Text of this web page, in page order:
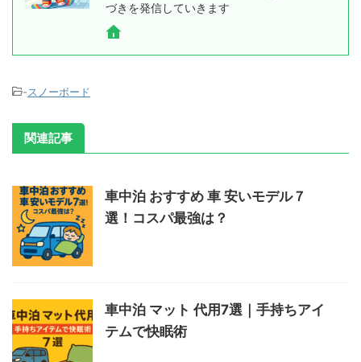
づきを発信していきます
-スノーボード
関連記事
車中泊 おすすめ 車 安いモデル７
選！コスパ最強は？
車中泊 マット 代用7選｜手持ちアイ
テムで快眠術